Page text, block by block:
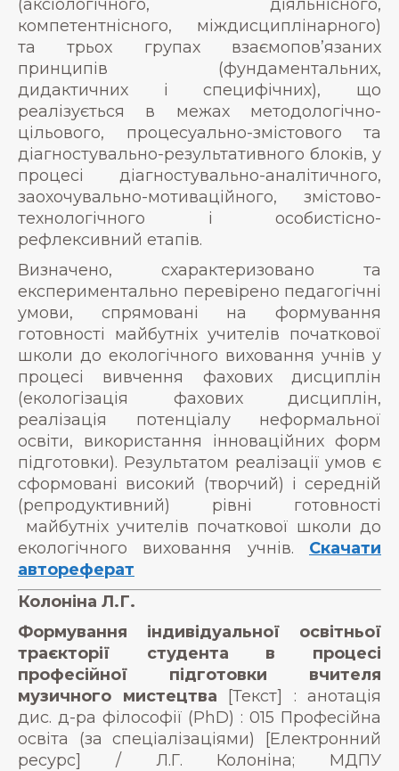
(аксіологічного, діяльнісного,
компетентнісного, міждисциплінарного)
та трьох групах взаємопов’язаних
принципів (фундаментальних,
дидактичних і специфічних), що
реалізується в межах методологічно-
цільового, процесуально-змістового та
діагностувально-результативного блоків, у
процесі діагностувально-аналітичного,
заохочувально-мотиваційного, змістово-
технологічного і особистісно-
рефлексивний етапів.
Визначено, схарактеризовано та
експериментально перевірено педагогічні
умови, спрямовані на формування
готовності майбутніх учителів початкової
школи до екологічного виховання учнів у
процесі вивчення фахових дисциплін
(екологізація фахових дисциплін,
реалізація потенціалу неформальної
освіти, використання інноваційних форм
підготовки). Результатом реалізації умов є
сформовані високий (творчий) і середній
(репродуктивний) рівні готовності
майбутніх учителів початкової школи до
екологічного виховання учнів. Скачати
автореферат
Колоніна Л.Г.
Формування індивідуальної освітньої
траєкторії студента в процесі
професійної підготовки вчителя
музичного мистецтва [Текст] : анотація
дис. д-ра філософії (PhD) : 015 Професійна
освіта (за спеціалізаціями) [Електронний
ресурс] / Л.Г. Колоніна; МДПУ